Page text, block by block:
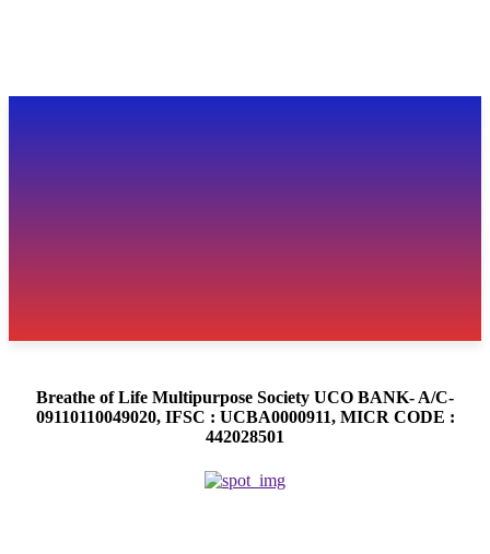
Breathe of Life Multipurpose Society UCO BANK- A/C-
09110110049020, IFSC : UCBA0000911, MICR CODE :
442028501